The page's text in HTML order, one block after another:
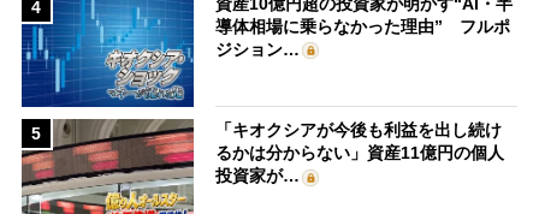
4
導体相場に乗らなかった理由” フルポ
ジション…
5
「キオクシアが今後も利益を出し続け
るかは分からない」資産11億円の個人
投資家が…